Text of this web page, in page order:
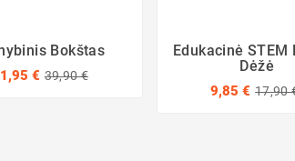
Bokštas
€ 39,90 €
Edukacinė STEM
Dėžė
9,85 € 17,90